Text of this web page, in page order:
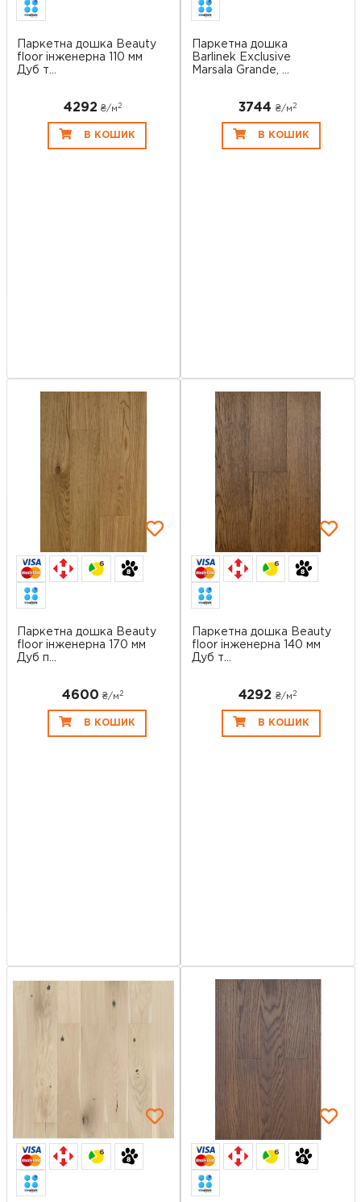
Паркетна дошка Beauty
floor інженерна 110 мм
Дуб т...
4292 ₴/м2
В КОШИК
Паркетна дошка
Barlinek Exclusive
Marsala Grande, ...
3744 ₴/м 2
В КОШИК
6
Паркетна дошка Beauty
floor інженерна 170 мм
Дуб п...
4600 ₴/м2
В КОШИК
6
Паркетна дошка Beauty
floor інженерна 140 мм
Дуб т...
4292 ₴/м 2
В КОШИК
6 6